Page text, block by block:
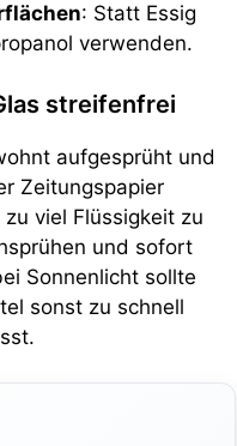
: Statt Essig
verwenden.
streifenfrei
aufgesprüht und
Zeitungspapier
viel Flüssigkeit zu
und sofort
Sonnenlicht sollte
sonst zu schnell